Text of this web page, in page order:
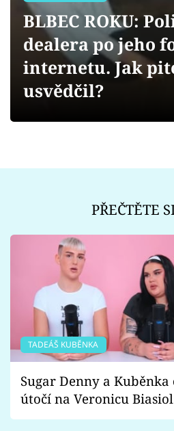
Videa
Sledujte prima+
Přihlášení
BLBEC ROKU:
dealera po jeho
internetu. Jak
usvědčil?
PŘEČTĚTE
TADEÁŠ KUBĚNKA
Sugar Denny a Kuběnka
útočí na Veronicu
Proč je podle nich